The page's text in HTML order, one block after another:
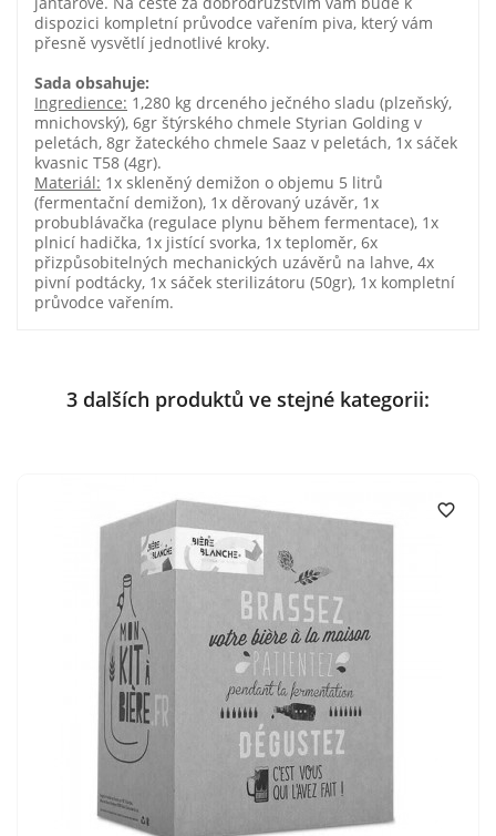
dispozici kompletní průvodce vařením piva, který vám
přesně vysvětlí jednotlivé kroky.
Sada obsahuje:
Ingredience: 1,280 kg drceného ječného sladu (plzeňský,
mnichovský), 6gr štýrského chmele Styrian Golding v
peletách, 8gr žateckého chmele Saaz v peletách, 1x sáček
kvasnic T58 (4gr).
Materiál: 1x skleněný demižon o objemu 5 litrů
(fermentační demižon), 1x děrovaný uzávěr, 1x
probublávačka (regulace plynu během fermentace), 1x
plnicí hadička, 1x jistící svorka, 1x teploměr, 6x
přizpůsobitelných mechanických uzávěrů na lahve, 4x
pivní podtácky, 1x sáček sterilizátoru (50gr), 1x kompletní
průvodce vařením.
3 dalších produktů ve stejné kategorii:
